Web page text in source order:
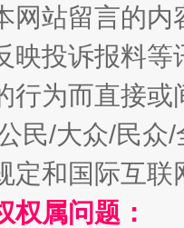
藏房 除
网站留言的内
映投诉报料
行为而直接
民/大众/民
定和国际互
权属问题：